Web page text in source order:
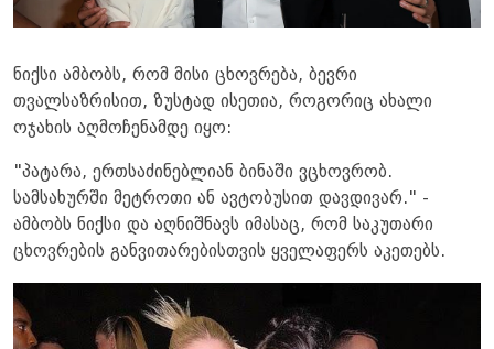
ნიქსი ამბობს, რომ მისი ცხოვრება, ბევრი
თვალსაზრისით, ზუსტად ისეთია, როგორიც ახალი
ოჯახის აღმოჩენამდე იყო:
"პატარა, ერთსაძინებლიან ბინაში ვცხოვრობ.
სამსახურში მეტროთი ან ავტობუსით დავდივარ." -
ამბობს ნიქსი და აღნიშნავს იმასაც, რომ საკუთარი
ცხოვრების განვითარებისთვის ყველაფერს აკეთებს.